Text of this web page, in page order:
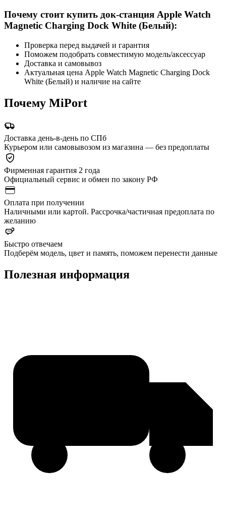
Почему стоит купить док-станция Apple Watch
Magnetic Charging Dock White (Белый):
Проверка перед выдачей и гарантия
Поможем подобрать совместимую модель/аксессуар
Доставка и самовывоз
Актуальная цена Apple Watch Magnetic Charging Dock
White (Белый) и наличие на сайте
Почему MiPort
Доставка день-в-день по СПб
Курьером или самовывозом из магазина — без предоплаты
Фирменная гарантия 2 года
Официальный сервис и обмен по закону РФ
Оплата при получении
Наличными или картой. Рассрочка/частичная предоплата по
желанию
Быстро отвечаем
Подберём модель, цвет и память, поможем перенести данные
Полезная информация